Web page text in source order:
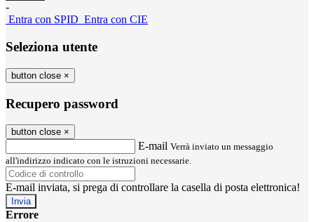
-
Entra con SPID Entra con CIE
Seleziona utente
button close ×
Recupero password
button close ×
E-mail Verrà inviato un messaggio
all'indirizzo indicato con le istruzioni necessarie.
E-mail inviata, si prega di controllare la casella di posta elettronica!
Errore